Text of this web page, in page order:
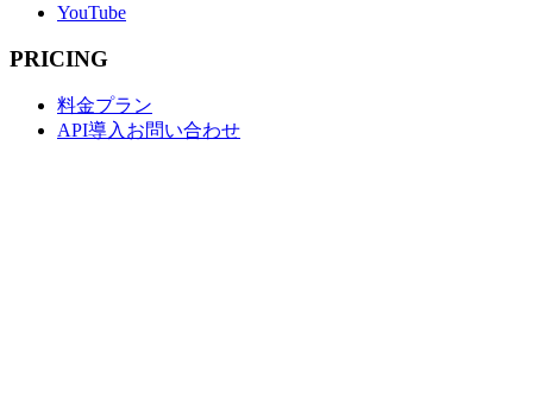
YouTube
PRICING
料金プラン
API導入お問い合わせ